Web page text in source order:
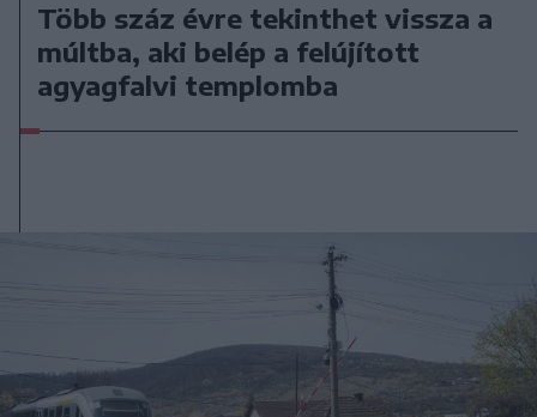
Több száz évre tekinthet vissza a
múltba, aki belép a felújított
agyagfalvi templomba